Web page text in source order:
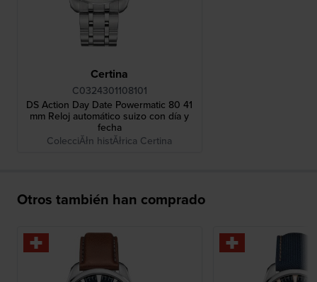
Certina
C0324301108101
DS Action Day Date Powermatic 80 41
mm Reloj automático suizo con día y
fecha
ColecciĂłn histĂłrica Certina
Otros también han comprado